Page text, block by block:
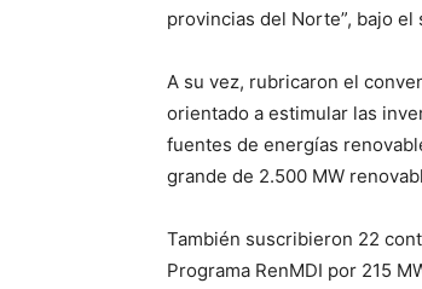
provincias del Norte”, bajo el
A su vez, rubricaron el
orientado a estimular las
fuentes de energías
grande de 2.500 MW
También suscribieron 22
Programa RenMDI por 215